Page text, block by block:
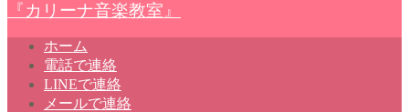
『カリーナ音楽教室』
ホーム
電話で連絡
LINEで連絡
メールで連絡